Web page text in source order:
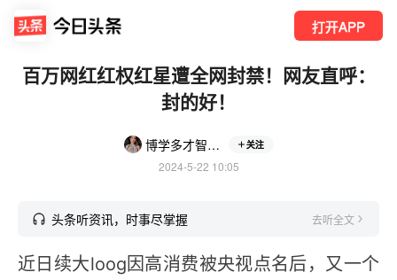
打开APP
百万网红红权红星遭全网封禁！网友直呼：
封的好！
博学多才智慧的水田 关注
2024-5-22 10:05
头条听资讯，时事尽掌握 去听全文
近日续大loog因高消费被央视点名后，又一个